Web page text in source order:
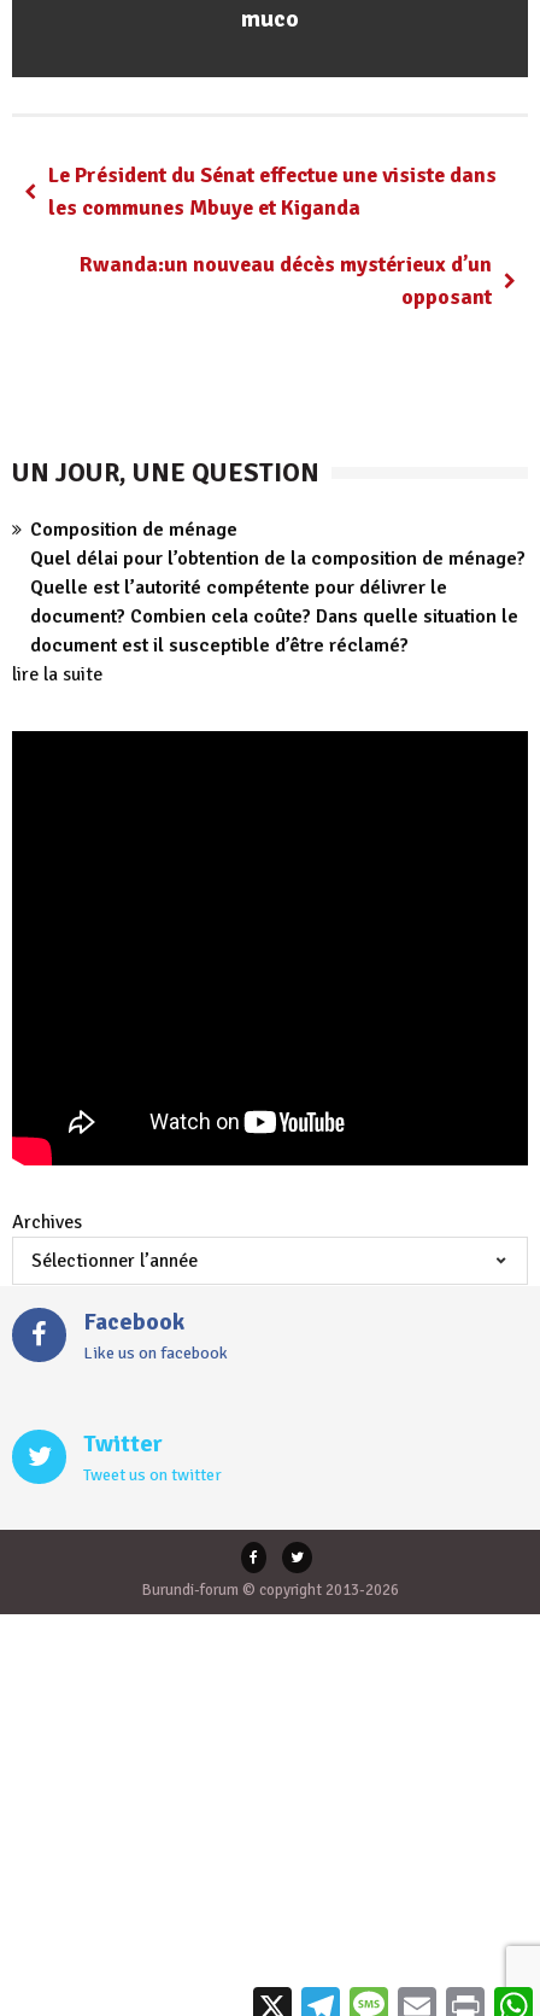
muco
Le Président du Sénat effectue une visiste dans
les communes Mbuye et Kiganda
Rwanda:un nouveau décès mystérieux d’un
opposant
UN JOUR, UNE QUESTION
Composition de ménage
Quel délai pour l’obtention de la composition de ménage?
Quelle est l’autorité compétente pour délivrer le
document? Combien cela coûte? Dans quelle situation le
document est il susceptible d’être réclamé?
lire la suite
Archives
Facebook
Like us on facebook
Twitter
Tweet us on twitter
Burundi-forum © copyright 2013-2026
X TelegramMessageEmail Print